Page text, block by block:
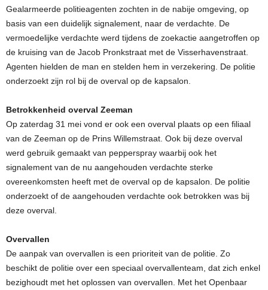
Gealarmeerde politieagenten zochten in de nabije omgeving, op
basis van een duidelijk signalement, naar de verdachte. De
vermoedelijke verdachte werd tijdens de zoekactie aangetroffen op
de kruising van de Jacob Pronkstraat met de Visserhavenstraat.
Agenten hielden de man en stelden hem in verzekering. De politie
onderzoekt zijn rol bij de overval op de kapsalon.
Betrokkenheid overval Zeeman
Op zaterdag 31 mei vond er ook een overval plaats op een filiaal
van de Zeeman op de Prins Willemstraat. Ook bij deze overval
werd gebruik gemaakt van pepperspray waarbij ook het
signalement van de nu aangehouden verdachte sterke
overeenkomsten heeft met de overval op de kapsalon. De politie
onderzoekt of de aangehouden verdachte ook betrokken was bij
deze overval.
Overvallen
De aanpak van overvallen is een prioriteit van de politie. Zo
beschikt de politie over een speciaal overvallenteam, dat zich enkel
bezighoudt met het oplossen van overvallen. Met het Openbaar